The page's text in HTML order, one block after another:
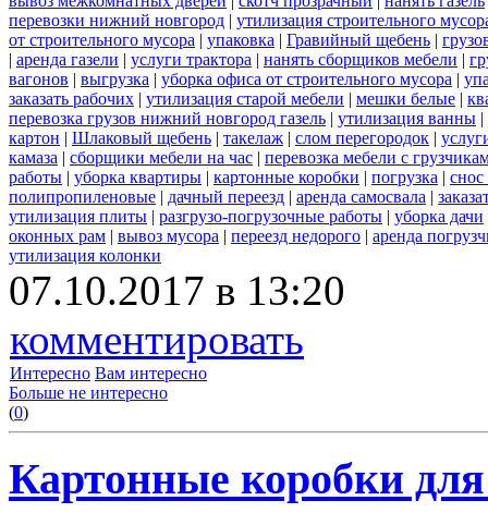
перевозки нижний новгород | утилизация строительного
от строительного мусора | упаковка | Гравийный щебень |
| аренда газели | услуги трактора | нанять сборщиков мебели |
вагонов | выгрузка | уборка офиса от строительного мусора |
заказать рабочих | утилизация старой мебели | мешки белые |
перевозка грузов нижний новгород газель | утилизация ванны |
картон | Шлаковый щебень | такелаж | слом перегородок |
камаза | сборщики мебели на час | перевозка мебели с
работы | уборка квартиры | картонные коробки | погрузка | снос
полипропиленовые | дачный переезд | аренда самосвала |
утилизация плиты | разгрузо-погрузочные работы | уборка дачи
оконных рам | вывоз мусора | переезд недорого | аренда
утилизация колонки
07.10.2017 в 13:20
комментировать
Интересно Вам интересно
Больше не интересно
(0)
Картонные коробки для